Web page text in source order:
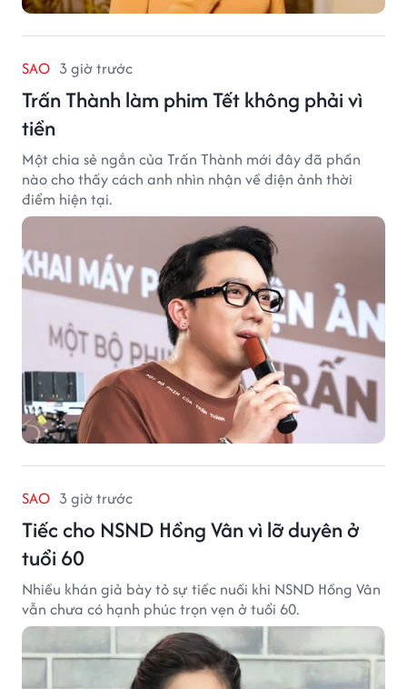
SAO 3 giờ trước
Trấn Thành làm phim Tết không phải vì
tiền
Một chia sẻ ngắn của Trấn Thành mới đây đã phần
nào cho thấy cách anh nhìn nhận về điện ảnh thời
điểm hiện tại.
SAO 3 giờ trước
Tiếc cho NSND Hồng Vân vì lỡ duyên ở
tuổi 60
Nhiều khán giả bày tỏ sự tiếc nuối khi NSND Hồng Vân
vẫn chưa có hạnh phúc trọn vẹn ở tuổi 60.